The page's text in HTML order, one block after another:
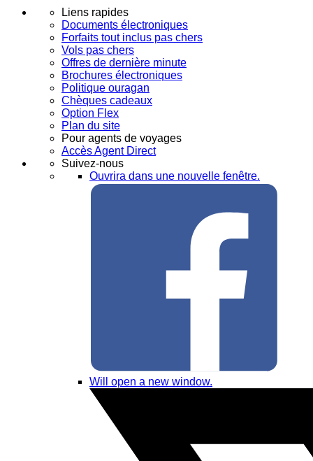
Liens rapides
Documents électroniques
Forfaits tout inclus pas chers
Vols pas chers
Offres de dernière minute
Brochures électroniques
Politique ouragan
Chèques cadeaux
Option Flex
Plan du site
Pour agents de voyages
Accès Agent Direct
Suivez-nous
Ouvrira dans une nouvelle fenêtre.
Will open a new window.